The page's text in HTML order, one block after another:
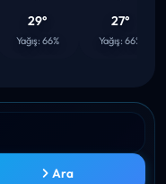
29°
Yağış: 66%
27°
Yağış: 66%
Ara